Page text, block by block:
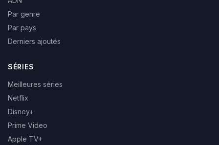
Par genre
Par pays
Derniers ajoutés
SÉRIES
Meilleures séries
Netflix
Disney+
Prime Video
Apple TV+